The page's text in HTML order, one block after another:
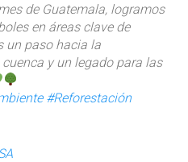
de Guatemala, logramos
en áreas clave de
un paso hacia la
y un legado para las
#Reforestación